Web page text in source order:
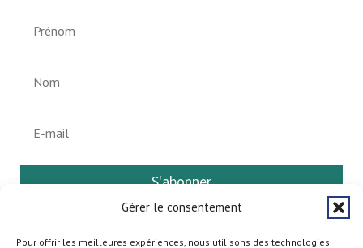
Gérer le consentement
Pour offrir les meilleures expériences, nous utilisons des technologies
S'abonner